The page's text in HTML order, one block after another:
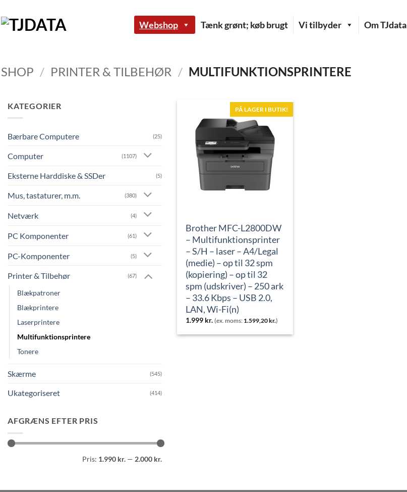
til
indhold
Webshop Tænk grønt; køb brugt Vi tilbyder Om TJdata
SHOP / PRINTER & TILBEHØR / MULTIFUNKTIONSPRINTERE
KATEGORIER
Bærbare Computere (25)
Computer (1107)
Eksterne Harddiske & SSDer (5)
Mus, tastaturer, m.m. (380)
Netværk (4)
PC Komponenter (61)
PC-Komponenter (5)
Printer & Tilbehør (67)
Blækpatroner
Blækprintere
Laserprintere
Multifunktionsprintere
Tonere
Skærme (545)
Ukategoriseret (414)
AFGRÆNS EFTER PRIS
Pris: 1.990 kr. — 2.000 kr.
PÅ LAGER I BUTIK!
Brother MFC-L2800DW
– Multifunktionsprinter
– S/H – laser – A4/Legal
(medie) – op til 32 spm
(kopiering) – op til 32
spm (udskriver) – 250 ark
– 33.6 Kbps – USB 2.0,
LAN, Wi-Fi(n)
1.999 kr. (ex. moms: 1.599,20 kr.)